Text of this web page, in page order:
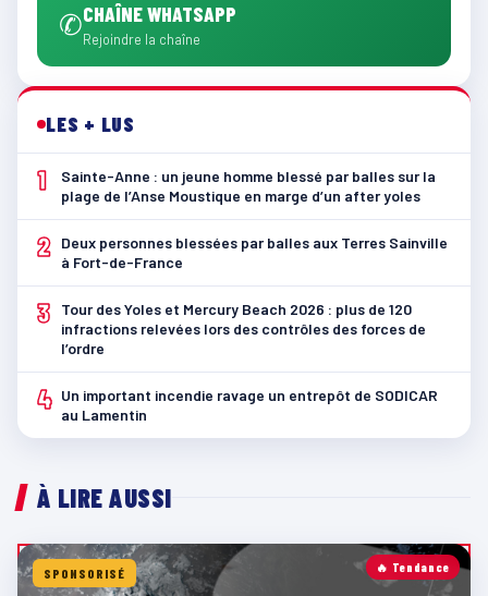
✆CHAÎNE WHATSAPP
Rejoindre la chaîne
LES + LUS
1
Sainte-Anne : un jeune homme blessé par balles sur la
plage de l’Anse Moustique en marge d’un after yoles
2
Deux personnes blessées par balles aux Terres Sainville
à Fort-de-France
3
Tour des Yoles et Mercury Beach 2026 : plus de 120
infractions relevées lors des contrôles des forces de
l’ordre
4 Un important incendie ravage un entrepôt de SODICAR
au Lamentin
À LIRE AUSSI
🔥 Tendance
SPONSORISÉ